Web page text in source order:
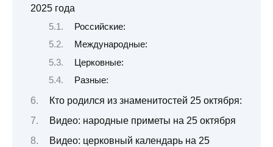
2025 года
Российские:
Международные:
Церковные:
Разные:
Кто родился из знаменитостей 25 октября:
Видео: народные приметы на 25 октября
Видео: церковный календарь на 25